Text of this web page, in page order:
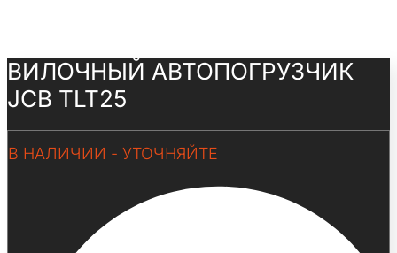
ВИЛОЧНЫЙ АВТОПОГРУЗЧИК
JCB TLT25
В НАЛИЧИИ - УТОЧНЯЙТЕ